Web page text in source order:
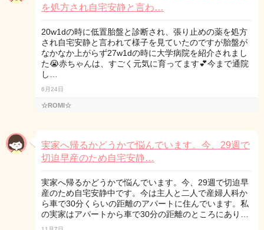
を処方され自宅安静と言わ…
20w1dの時に低置胎盤と診断され、張り止めの薬を処方
され自宅安静と言われて様子を見ていたのですが胎盤が
なかなか上がらず27w1dの時に大学病院を紹介されまし
た😭赤ちゃんは、すごく元気に育ってます💕今まで通院
し…
6月24日
☆ROMI☆
実家へ帰るかどうかで悩んでいます。今、29週で
切迫早産のため自宅安静…
実家へ帰るかどうかで悩んでいます。今、29週で切迫早
産のため自宅安静中です。今は主人と二人で産婦人科か
ら車で30分くらいの距離のアパートに住んでいます。私
の実家はアパートから車で30分の距離のところにあり…